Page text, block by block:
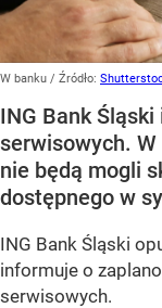
W banku / Źródło:
ING Bank
serwisowych.
nie będą mogli
dostępnego w
ING Bank Śląski
informuje o
serwisowych.